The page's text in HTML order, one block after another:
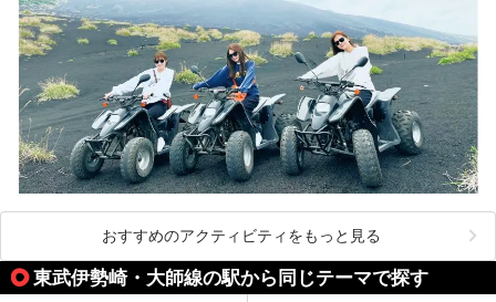
おすすめのアクティビティをもっと見る
東武伊勢崎・大師線の駅から同じテーマで探す